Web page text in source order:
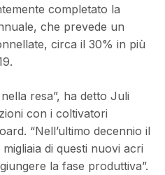
completato la
che prevede un
circa il 30% in più
resa”, ha detto Juli
con i coltivatori
“Nell’ultimo decennio il
di questi nuovi acri
la fase produttiva”.